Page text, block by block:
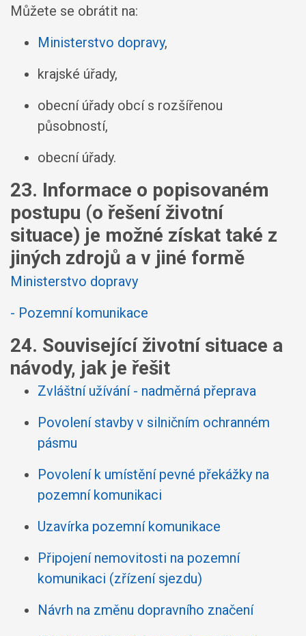
Můžete se obrátit na:
Ministerstvo dopravy,
krajské úřady,
obecní úřady obcí s rozšířenou
působností,
obecní úřady.
23. Informace o popisovaném
postupu (o řešení životní
situace) je možné získat také z
jiných zdrojů a v jiné formě
Ministerstvo dopravy
- Pozemní komunikace
24. Související životní situace a
návody, jak je řešit
Zvláštní užívání - nadměrná přeprava
Povolení stavby v silničním ochranném
pásmu
Povolení k umístění pevné překážky na
pozemní komunikaci
Uzavírka pozemní komunikace
Připojení nemovitosti na pozemní
komunikaci (zřízení sjezdu)
Návrh na změnu dopravního značení